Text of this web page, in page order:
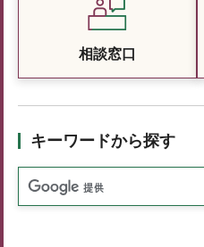
相談窓口
キーワードから探す